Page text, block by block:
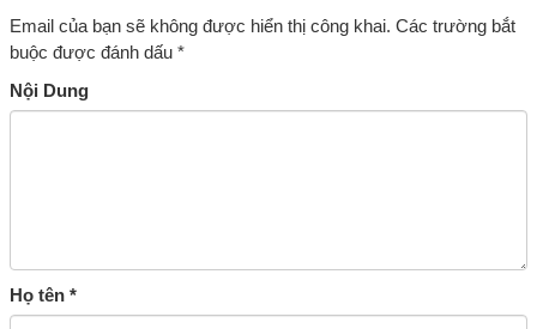
Email của bạn sẽ không được hiển thị công khai. Các trường bắt
buộc được đánh dấu *
Nội Dung
Họ tên *